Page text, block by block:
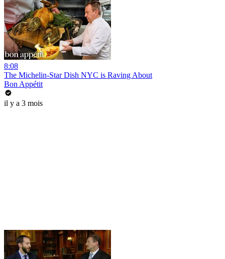
8:08
The Michelin-Star Dish NYC is Raving About
Bon Appétit
il y a 3 mois